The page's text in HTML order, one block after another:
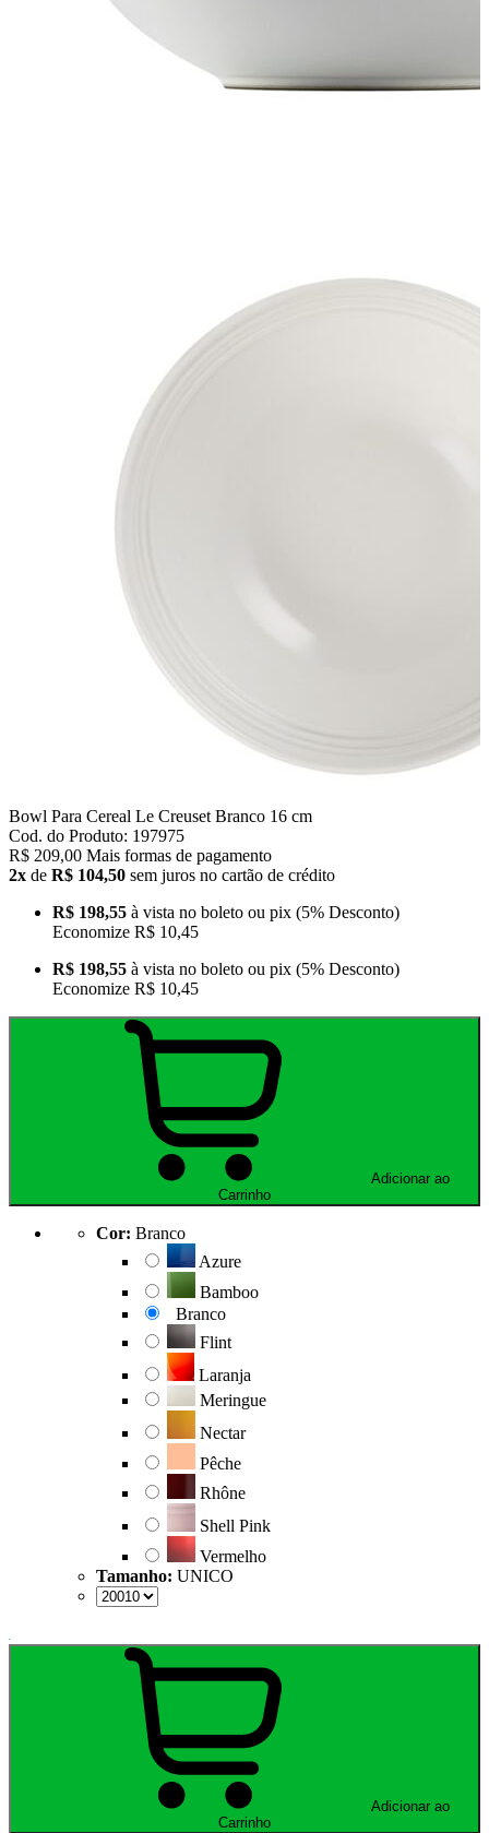
Bowl Para Cereal Le Creuset Branco 16 cm
Cod. do Produto: 197975
R$ 209,00 Mais formas de pagamento
2x de R$ 104,50 sem juros no cartão de crédito
R$ 198,55 à vista no boleto ou pix (5% Desconto)
Economize R$ 10,45
R$ 198,55 à vista no boleto ou pix (5% Desconto)
Economize R$ 10,45
Adicionar ao
Carrinho
Cor: Branco
Azure
Bamboo
Branco
Flint
Laranja
Meringue
Nectar
Pêche
Rhône
Shell Pink
Vermelho
Tamanho: UNICO
Carrinho